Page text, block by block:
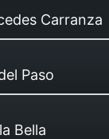
Carranza
Paso
Bella